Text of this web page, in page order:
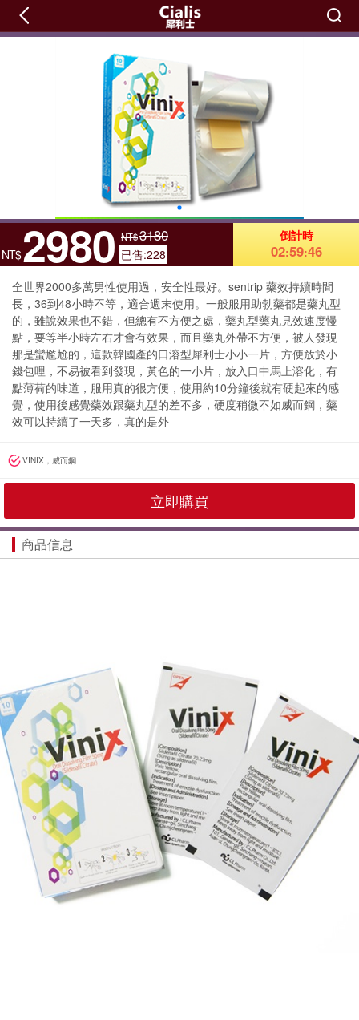
NT$2980 NT$3180
已售:228
倒計時
02:59:54
全世界2000多萬男性使用過，安全性最好。sentrip 藥效持續時間
長，36到48小時不等，適合週末使用。一般服用助勃藥都是藥丸型
的，雖說效果也不錯，但總有不方便之處，藥丸型藥丸見效速度慢
點，要等半小時左右才會有效果，而且藥丸外帶不方便，被人發現
那是蠻尷尬的，這款韓國產的口溶型犀利士小小一片，方便放於小
錢包哩，不易被看到發現，黃色的一小片，放入口中馬上溶化，有
點薄荷的味道，服用真的很方便，使用約10分鐘後就有硬起來的感
覺，使用後感覺藥效跟藥丸型的差不多，硬度稍微不如威而鋼，藥
效可以持續了一天多，真的是外
VINIX，威而鋼
立即購買
商品信息